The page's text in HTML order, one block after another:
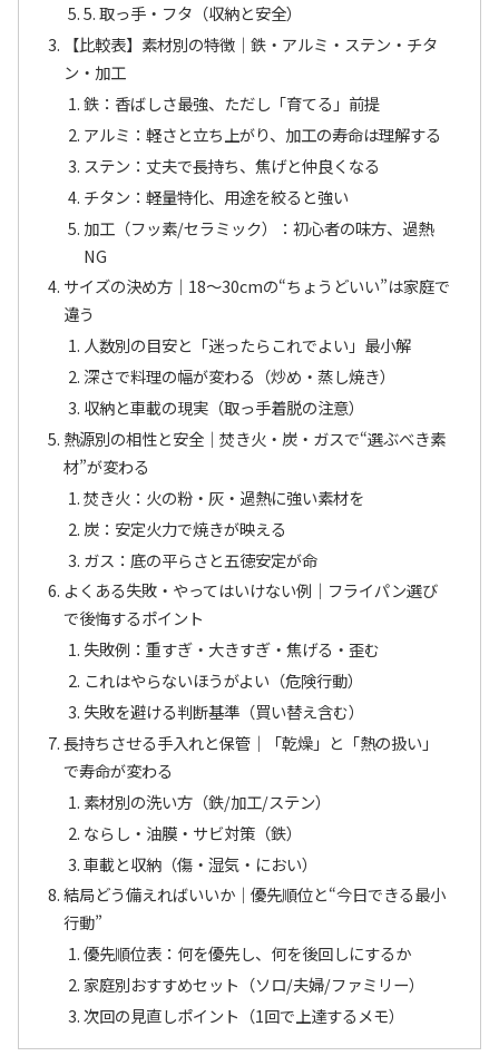
5. 取っ手・フタ（収納と安全）
【比較表】素材別の特徴｜鉄・アルミ・ステン・チタ
ン・加工
鉄：香ばしさ最強、ただし「育てる」前提
アルミ：軽さと立ち上がり、加工の寿命は理解する
ステン：丈夫で長持ち、焦げと仲良くなる
チタン：軽量特化、用途を絞ると強い
加工（フッ素/セラミック）：初心者の味方、過熱
NG
サイズの決め方｜18〜30cmの“ちょうどいい”は家庭で
違う
人数別の目安と「迷ったらこれでよい」最小解
深さで料理の幅が変わる（炒め・蒸し焼き）
収納と車載の現実（取っ手着脱の注意）
熱源別の相性と安全｜焚き火・炭・ガスで“選ぶべき素
材”が変わる
焚き火：火の粉・灰・過熱に強い素材を
炭：安定火力で焼きが映える
ガス：底の平らさと五徳安定が命
よくある失敗・やってはいけない例｜フライパン選び
で後悔するポイント
失敗例：重すぎ・大きすぎ・焦げる・歪む
これはやらないほうがよい（危険行動）
失敗を避ける判断基準（買い替え含む）
長持ちさせる手入れと保管｜「乾燥」と「熱の扱い」
で寿命が変わる
素材別の洗い方（鉄/加工/ステン）
ならし・油膜・サビ対策（鉄）
車載と収納（傷・湿気・におい）
結局どう備えればいいか｜優先順位と“今日できる最小
行動”
優先順位表：何を優先し、何を後回しにするか
家庭別おすすめセット（ソロ/夫婦/ファミリー）
次回の見直しポイント（1回で上達するメモ）